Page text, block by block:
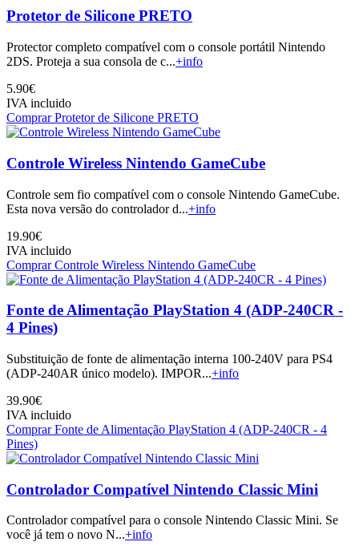
Protetor de Silicone PRETO
Protector completo compatível com o console portátil Nintendo
2DS. Proteja a sua consola de c...+info
5.90€
IVA incluido
Comprar Protetor de Silicone PRETO
Controle Wireless Nintendo GameCube
Controle sem fio compatível com o console Nintendo GameCube.
Esta nova versão do controlador d...+info
19.90€
IVA incluido
Comprar Controle Wireless Nintendo GameCube
Fonte de Alimentação PlayStation 4 (ADP-240CR -
4 Pines)
Substituição de fonte de alimentação interna 100-240V para PS4
(ADP-240AR único modelo). IMPOR...+info
39.90€
IVA incluido
Comprar Fonte de Alimentação PlayStation 4 (ADP-240CR - 4
Pines)
Controlador Compatível Nintendo Classic Mini
Controlador compatível para o console Nintendo Classic Mini. Se
você já tem o novo N...+info